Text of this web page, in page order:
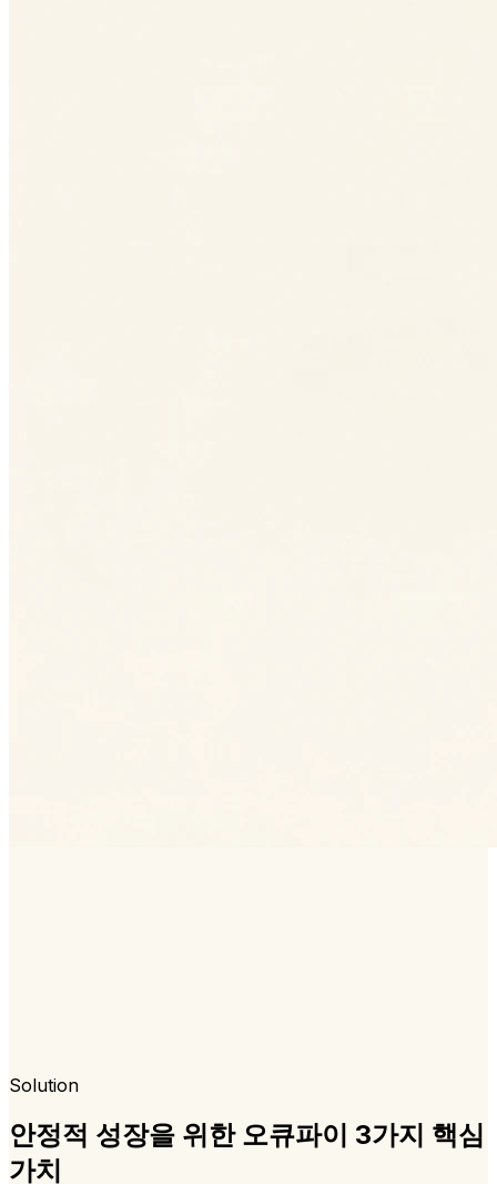
Solution
안정적 성장을 위한 오큐파이 3가지 핵심
가치